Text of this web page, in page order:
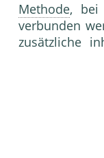
Methode, bei
verbunden
zusätzliche